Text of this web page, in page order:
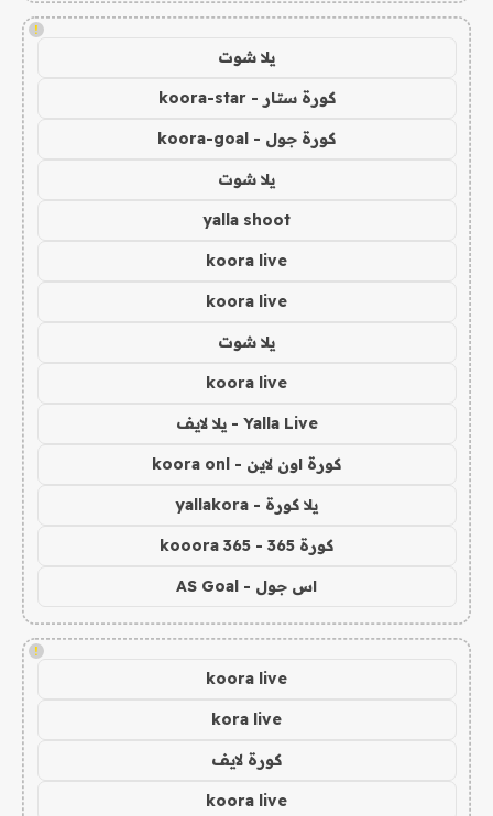
!
يلا شوت
كورة ستار - koora-star
كورة جول - koora-goal
يلا شوت
yalla shoot
koora live
koora live
يلا شوت
koora live
Yalla Live - يلا لايف
كورة اون لاين - koora onl
يلا كورة - yallakora
كورة 365 - kooora 365
اس جول - AS Goal
!
koora live
kora live
كورة لايف
koora live